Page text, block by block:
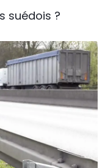
suédois ?